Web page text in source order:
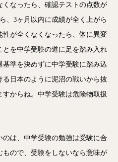
なったら、確認テストの点数が
、3ヶ月以内に成績が全く上がら
が全くなくなったら、体に異変
を中学受験の道に足を踏み入れ
準を決めずに中学受験に踏み込
日本のように泥沼の戦いから抜
からね。中学受験は危険物取扱
は、中学受験の勉強は受験に合
ので、受験をしないなら意味が